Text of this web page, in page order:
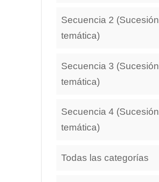
Secuencia 2 (Sucesión
temática)
Secuencia 3 (Sucesión
temática)
Secuencia 4 (Sucesión
temática)
Todas las categorías